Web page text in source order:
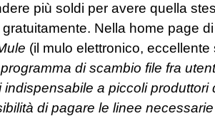
più soldi per avere quella
Nella home page
(il mulo elettronico,
di scambio file fra
a piccoli produttori
di pagare le linee